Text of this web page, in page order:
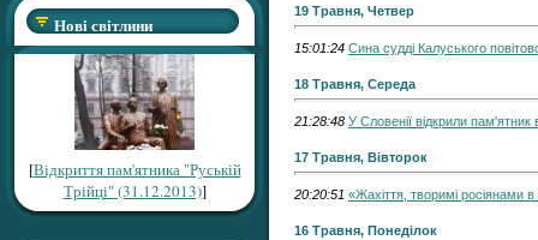
Нові світлини
[Відкриття пам'ятника "Руській
Трійці" (31.12.2013)]
19 Травня, Четвер
15:01:24 Сина судді Калуського
18 Травня, Середа
21:28:48 У Словенії відкрили пам'ятник
17 Травня, Вівторок
20:20:51 «Жахіття, творимі росіянами
16 Травня, Понеділок